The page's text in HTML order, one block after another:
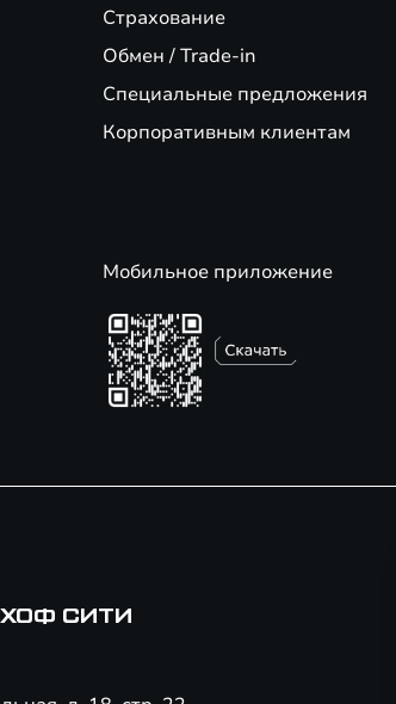
Страхование
Обмен / Trade-in
Специальные предложения
Корпоративным клиентам
Мобильное приложение
СИТИ